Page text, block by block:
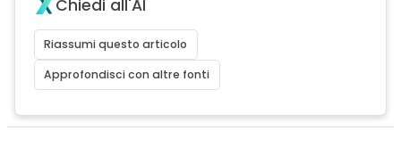
Chiedi all'AI
Riassumi questo articolo
Approfondisci con altre fonti